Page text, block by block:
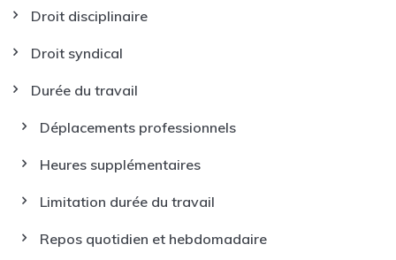
Droit disciplinaire
Droit syndical
Durée du travail
Déplacements professionnels
Heures supplémentaires
Limitation durée du travail
Repos quotidien et hebdomadaire